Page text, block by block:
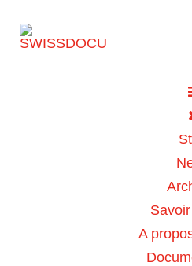
A
Coronavirus :
situation
planification de la
transition
Informations